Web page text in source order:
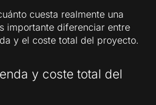
cuesta realmente una
importante diferenciar entre
y el coste total del proyecto.
y coste total del